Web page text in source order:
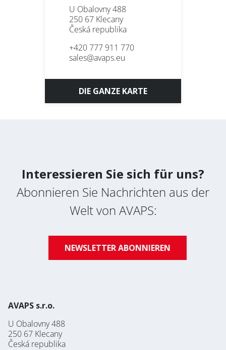
U Obalovny 488
250 67 Klecany
Česká republika
+420 777 911 770
sales@avaps.eu
DIE GANZE KARTE
Interessieren Sie sich für uns?
Abonnieren Sie Nachrichten aus der
Welt von AVAPS:
NEWSLETTER ABONNIEREN
AVAPS s.r.o.
U Obalovny 488
250 67 Klecany
Česká republika